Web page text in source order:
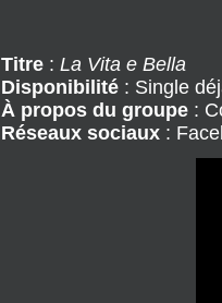
Titre :La Vita e Bella
Disponibilité : Single
À propos du groupe :
Réseaux sociaux :